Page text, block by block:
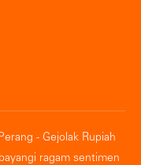
- Gejolak Rupiah
ragam sentimen